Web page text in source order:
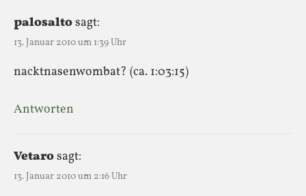
palosaltosagt:
13. Januar 2010 um 1:39 Uhr
nacktnasenwombat? (ca. 1:03:15)
Antworten
Vetarosagt:
13. Januar 2010 um 2:16 Uhr